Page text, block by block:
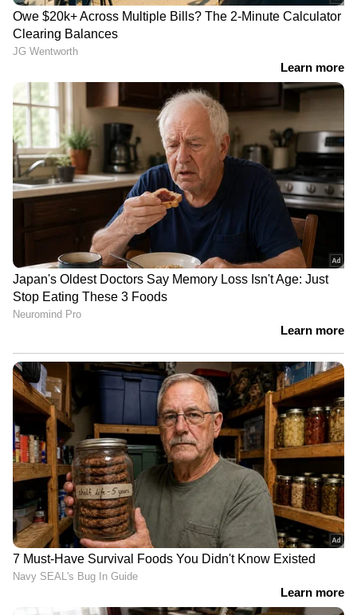
യുദ്ധവും സംഘർഷങ്ങളും
മാനവരാശിയുടെ താല്‍പര്യങ്ങള്‍ക്കെതിര്:
പ്രധാനമന്ത്രി നരേന്ദ്ര മോദി
34 ആരോഗ്യ കേന്ദ്രങ്ങൾ ഗാസയിൽ
ആക്രമിക്കപ്പെട്ടാണ് നിഗമനം. 11 ആരോഗ്യ
പ്രവർത്തകർ കൊല്ലപ്പെട്ടു. ഇസ്രായേൽ-ഹമാസ്
യുദ്ധം ഒരാഴ്ചയാകുമ്പോൾ ഇരുഭാ​
ഗങ്ങളിലുമായി ഏകദേശം മൂവായിരത്തോളം
ഗാസയിൽ നിരവധി കെട്ടിടങ്ങളാണ്
തകർന്നുവീണത്. യുദ്ധം ഇത്രയും ദിവസങ്ങൾ
പിന്നിടുമ്പോൾ സമാധാന ശ്രമങ്ങൾ ഇതുവരെ
ഫലം കണ്ടില്ല. ഇസ്രയേൽ മുൻകരുതലുകൾ
എടുക്കണമെന്ന് ആവശ്യപ്പെട്ട അമേരിക്കന്‍
സ്റ്റേറ്റ് സെക്രട്ടറി ആന്റണി ബ്ലിങ്കൻ ഇന്ന് അറബ്
രാജ്യങ്ങളുമായി കൂടിക്കാഴ്ച്ച നടത്തും.
അതിനിടെ സംഘര്‍ഷത്തെ തുടര്‍ന്ന്
സിറിയയിലെ വിമാനത്താവളങ്ങള്‍
അടച്ചുപൂട്ടിയെന്ന് റിപ്പോര്‍ട്ടുകള്‍ പുറത്തുവന്നു.